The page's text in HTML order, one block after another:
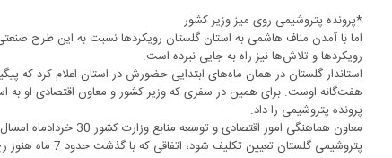
*پرونده پتروشیمی روی میز وزیر کشور
اما با آمدن مناف هاشمی به استان گلستان رویکردها نسبت به این طرح
رویکردها و تلاش‌ها نیز راه به جایی نبرده است.
استاندار گلستان در همان ماه‌های ابتدایی حضورش در استان اعلام کرد که
هفت‌گانه اوست. برای همین در سفری که وزیر کشور و معاون اقتصادی او به
پرونده پتروشیمی را داد.
پتروشیمی گلستان